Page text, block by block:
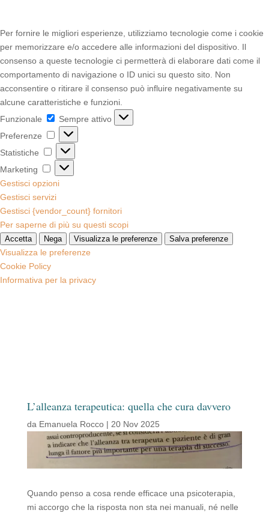
Per fornire le migliori esperienze, utilizziamo tecnologie come i cookie
per memorizzare e/o accedere alle informazioni del dispositivo. Il
consenso a queste tecnologie ci permetterà di elaborare dati come il
comportamento di navigazione o ID unici su questo sito. Non
acconsentire o ritirare il consenso può influire negativamente su
alcune caratteristiche e funzioni.
Funzionale
Funzionale
Sempre attivo
Preferenze
Preferenze
Statistiche Statistiche
Marketing
Marketing
Gestisci opzioni
Gestisci servizi
Gestisci {vendor_count} fornitori
Per saperne di più su questi scopi
Accetta Nega Visualizza le preferenze Salva preferenze
Visualizza le preferenze
Cookie Policy
Informativa per la privacy
L’alleanza terapeutica: quella che cura davvero
da Emanuela Rocco| 20 Nov 2025
Quando penso a cosa rende efficace una psicoterapia,
mi accorgo che la risposta non sta nei manuali, né nelle